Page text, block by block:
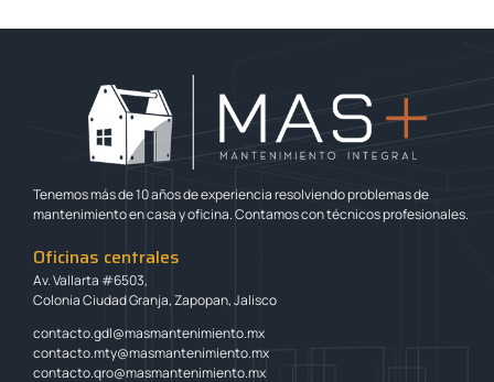
Tenemos más de 10 años de experiencia resolviendo problemas de
mantenimiento en casa y oficina. Contamos con técnicos profesionales.
Oficinas centrales
Av. Vallarta #6503,
Colonia Ciudad Granja, Zapopan, Jalisco
contacto.gdl@masmantenimiento.mx
contacto.mty@masmantenimiento.mx
contacto.qro@masmantenimiento.mx